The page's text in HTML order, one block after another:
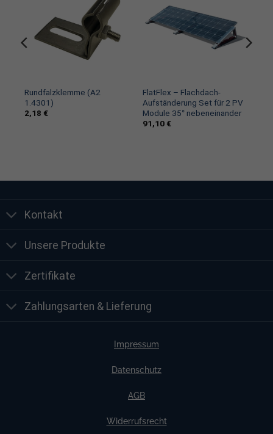
Rundfalzklemme (A2
1.4301)
2,18 €
FlatFlex – Flachdach-
Aufständerung Set für 2 PV
Module 35° nebeneinander
91,10 €
Kontakt
Unsere Produkte
Zertifikate
Zahlungsarten & Lieferung
Impressum
Datenschutz
AGB
Widerrufsrecht